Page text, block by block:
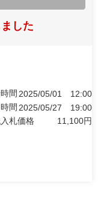
した
間 2025/05/01
12:00
間 2025/05/27
19:00
札価格
11,100円